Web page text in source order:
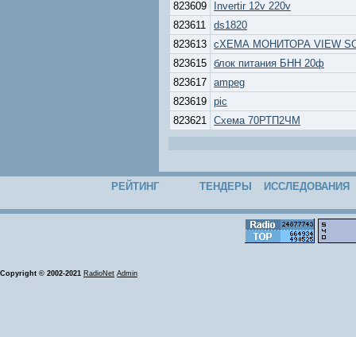
823609
Invertir 12v 220v
823611
ds1820
823613 сХЕМА МОНИТОРА VIEW
823615 блок питания БНН 20ф
823617 ampeg
823619 pic
823621 Схема 70РТП2ЧМ
РЕЙТИНГ ТЕНДЕРЫ ИССЛЕДОВАНИЯ
Copyright © 2002-2021 RadioNet Admin